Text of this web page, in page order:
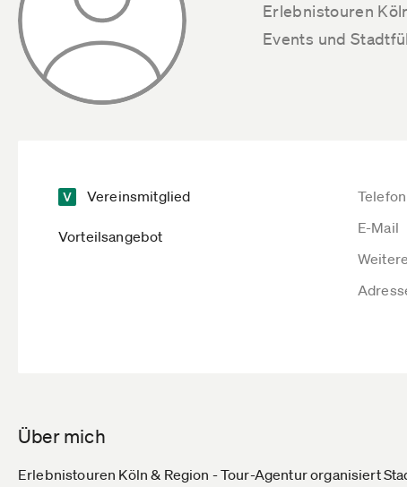
Erlebnistouren
Events und
Vereinsmitglied
Vorteilsangebot
Telefon
E-Mail
Über mich
Erlebnistouren Köln & Region - Tour-Agentur organisiert